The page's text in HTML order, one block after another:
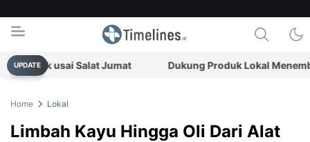
Timelines.id
Media Literasi, Sejarah & Budaya
UPDATEusai Salat Jumat Dukung Produk Lokal
Home Lokal
Limbah Kayu Hingga Oli Dari Alat